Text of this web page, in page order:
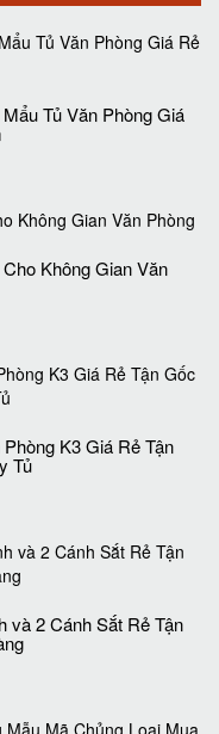
Tủ Văn Phòng Giá
Không Gian Văn
K3 Giá Rẻ Tận
Tủ
và 2 Cánh Sắt Rẻ Tận